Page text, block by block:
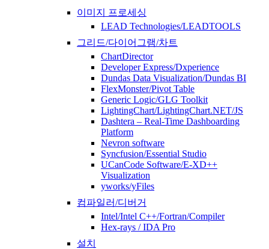
이미지 프로세싱
LEAD Technologies/LEADTOOLS
그리드/다이어그램/차트
ChartDirector
Developer Express/Dxperience
Dundas Data Visualization/Dundas BI
FlexMonster/Pivot Table
Generic Logic/GLG Toolkit
LightingChart/LightingChart.NET/JS
Dashtera – Real-Time Dashboarding
Platform
Nevron software
Syncfusion/Essential Studio
UCanCode Software/E-XD++
Visualization
yworks/yFiles
컴파일러/디버거
Intel/Intel C++/Fortran/Compiler
Hex-rays / IDA Pro
설치